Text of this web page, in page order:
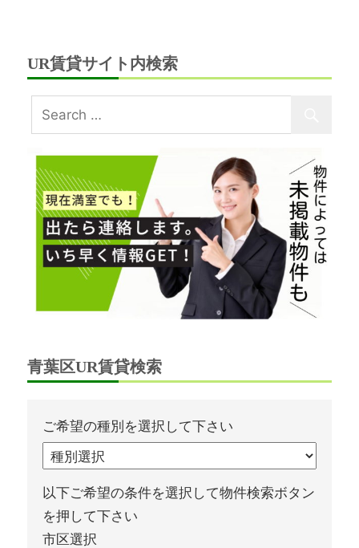
UR賃貸サイト内検索
青葉区UR賃貸検索
ご希望の種別を選択して下さい
以下ご希望の条件を選択して物件検索ボタン
を押して下さい
市区選択